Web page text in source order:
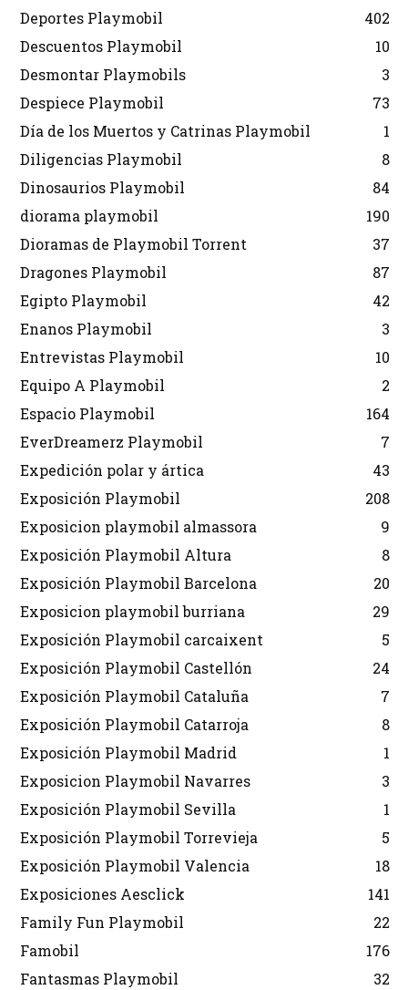
Deportes Playmobil
402
Descuentos Playmobil
10
Desmontar Playmobils
3
Despiece Playmobil
73
Día de los Muertos y Catrinas Playmobil
1
Diligencias Playmobil
8
Dinosaurios Playmobil
84
diorama playmobil
190
Dioramas de Playmobil Torrent
37
Dragones Playmobil
87
Egipto Playmobil
42
Enanos Playmobil
3
Entrevistas Playmobil
10
Equipo A Playmobil
2
Espacio Playmobil
164
EverDreamerz Playmobil
7
Expedición polar y ártica
43
Exposición Playmobil
208
Exposicion playmobil almassora
9
Exposición Playmobil Altura
8
Exposición Playmobil Barcelona
20
Exposicion playmobil burriana
29
Exposición Playmobil carcaixent
5
Exposición Playmobil Castellón
24
Exposición Playmobil Cataluña
7
Exposición Playmobil Catarroja
8
Exposición Playmobil Madrid
1
Exposicion Playmobil Navarres
3
Exposición Playmobil Sevilla
1
Exposición Playmobil Torrevieja
5
Exposición Playmobil Valencia
18
Exposiciones Aesclick
141
Family Fun Playmobil
22
Famobil
176
Fantasmas Playmobil
32